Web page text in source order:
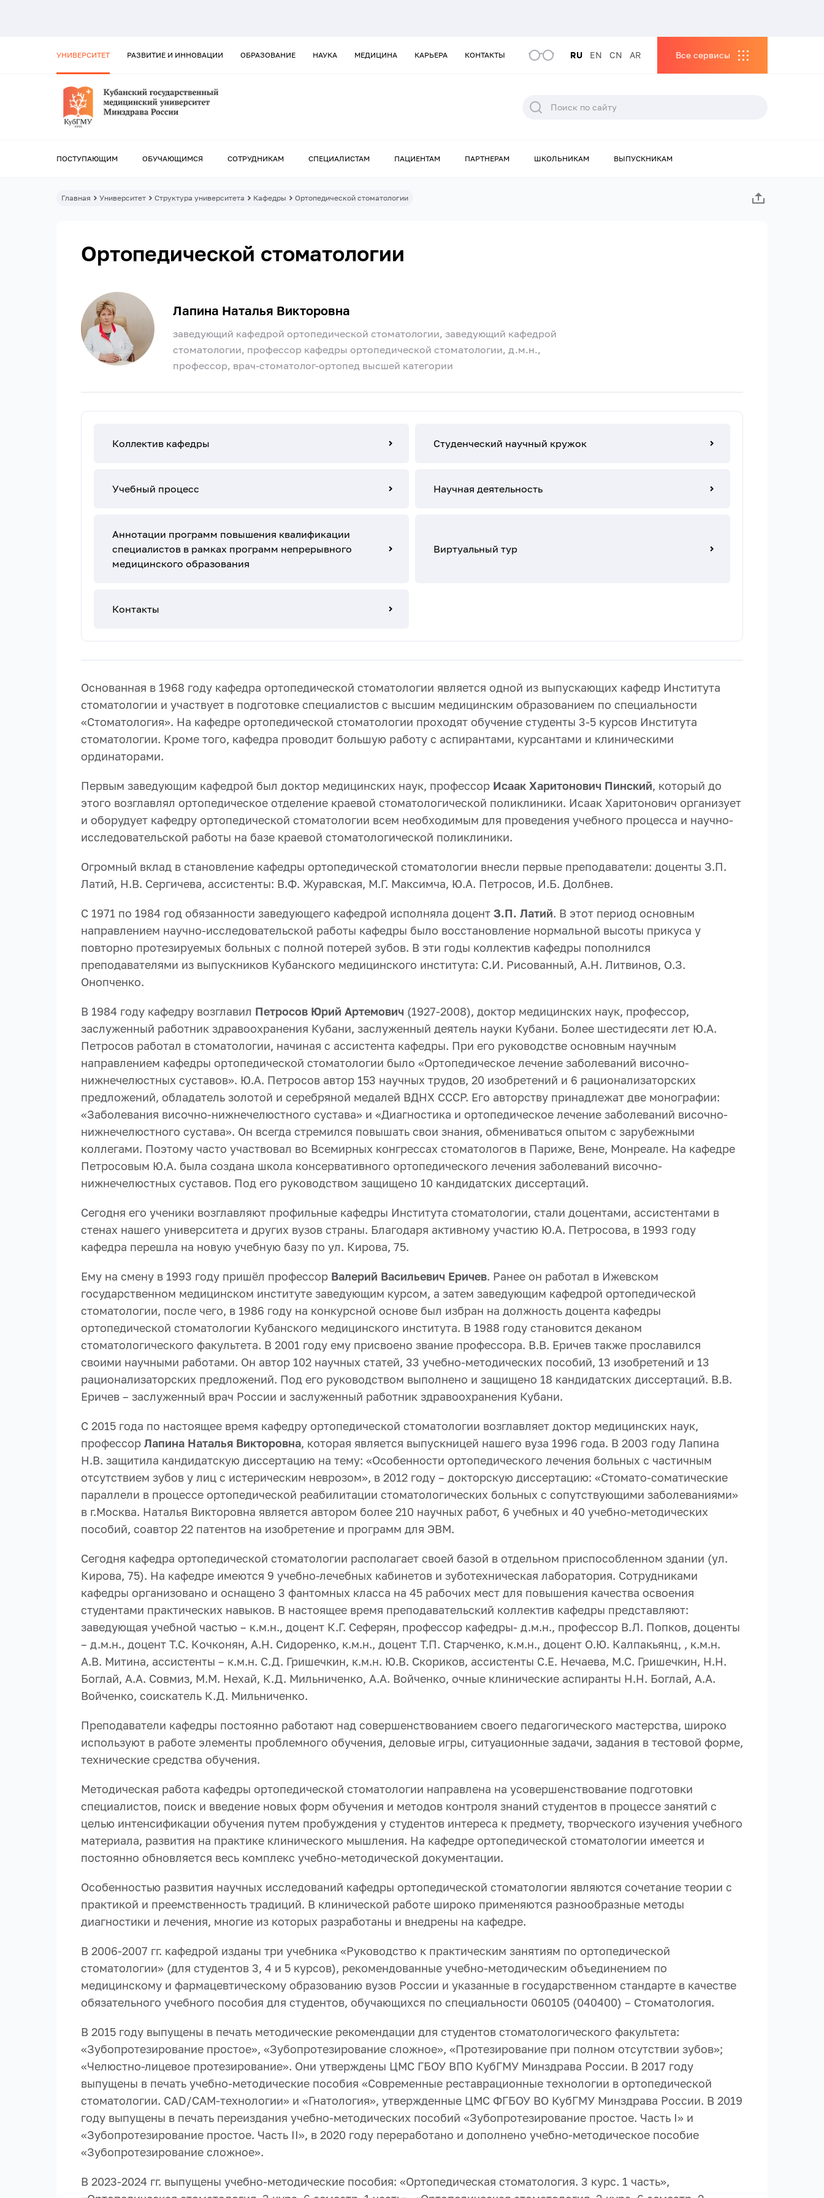
УНИВЕРСИТЕТ РАЗВИТИЕ И ИННОВАЦИИ ОБРАЗОВАНИЕ НАУКА МЕДИЦИНА КАРЬЕРА КОНТАКТЫ RU EN CN AR Все сервисы
ПОСТУПАЮЩИМ ОБУЧАЮЩИМСЯ СОТРУДНИКАМ СПЕЦИАЛИСТАМ ПАЦИЕНТАМ ПАРТНЕРАМ ШКОЛЬНИКАМ ВЫПУСКНИКАМ
Главная Университет Структура университета Кафедры Ортопедической стоматологии
Ортопедической стоматологии
Лапина Наталья Викторовна
заведующий кафедрой ортопедической стоматологии, заведующий кафедрой
стоматологии, профессор кафедры ортопедической стоматологии, д.м.н.,
профессор, врач-стоматолог-ортопед высшей категории
Коллектив кафедры Студенческий научный кружок
Учебный процесс Научная деятельность
Аннотации программ повышения квалификации
специалистов в рамках программ непрерывного
медицинского образования
Виртуальный тур
Контакты
Основанная в 1968 году кафедра ортопедической стоматологии является одной из выпускающих кафедр Института
стоматологии и участвует в подготовке специалистов с высшим медицинским образованием по специальности
«Стоматология». На кафедре ортопедической стоматологии проходят обучение студенты 3-5 курсов Института
стоматологии. Кроме того, кафедра проводит большую работу с аспирантами, курсантами и клиническими
ординаторами.
Первым заведующим кафедрой был доктор медицинских наук, профессор Исаак Харитонович Пинский, который до
этого возглавлял ортопедическое отделение краевой стоматологической поликлиники. Исаак Харитонович организует
и оборудует кафедру ортопедической стоматологии всем необходимым для проведения учебного процесса и научно-
исследовательской работы на базе краевой стоматологической поликлиники.
Огромный вклад в становление кафедры ортопедической стоматологии внесли первые преподаватели: доценты З.П.
Латий, Н.В. Сергичева, ассистенты: В.Ф. Журавская, М.Г. Максимча, Ю.А. Петросов, И.Б. Долбнев.
С 1971 по 1984 год обязанности заведующего кафедрой исполняла доцент З.П. Латий. В этот период основным
направлением научно-исследовательской работы кафедры было восстановление нормальной высоты прикуса у
повторно протезируемых больных с полной потерей зубов. В эти годы коллектив кафедры пополнился
преподавателями из выпускников Кубанского медицинского института: С.И. Рисованный, А.Н. Литвинов, О.З.
Онопченко.
В 1984 году кафедру возглавил Петросов Юрий Артемович (1927-2008), доктор медицинских наук, профессор,
заслуженный работник здравоохранения Кубани, заслуженный деятель науки Кубани. Более шестидесяти лет Ю.А.
Петросов работал в стоматологии, начиная с ассистента кафедры. При его руководстве основным научным
направлением кафедры ортопедической стоматологии было «Ортопедическое лечение заболеваний височно-
нижнечелюстных суставов». Ю.А. Петросов автор 153 научных трудов, 20 изобретений и 6 рационализаторских
предложений, обладатель золотой и серебряной медалей ВДНХ СССР. Его авторству принадлежат две монографии:
«Заболевания височно-нижнечелюстного сустава» и «Диагностика и ортопедическое лечение заболеваний височно-
нижнечелюстного сустава». Он всегда стремился повышать свои знания, обмениваться опытом с зарубежными
коллегами. Поэтому часто участвовал во Всемирных конгрессах стоматологов в Париже, Вене, Монреале. На кафедре
Петросовым Ю.А. была создана школа консервативного ортопедического лечения заболеваний височно-
нижнечелюстных суставов. Под его руководством защищено 10 кандидатских диссертаций.
Сегодня его ученики возглавляют профильные кафедры Института стоматологии, стали доцентами, ассистентами в
стенах нашего университета и других вузов страны. Благодаря активному участию Ю.А. Петросова, в 1993 году
кафедра перешла на новую учебную базу по ул. Кирова, 75.
Ему на смену в 1993 году пришёл профессор Валерий Васильевич Еричев. Ранее он работал в Ижевском
государственном медицинском институте заведующим курсом, а затем заведующим кафедрой ортопедической
стоматологии, после чего, в 1986 году на конкурсной основе был избран на должность доцента кафедры
ортопедической стоматологии Кубанского медицинского института. В 1988 году становится деканом
стоматологического факультета. В 2001 году ему присвоено звание профессора. В.В. Еричев также прославился
своими научными работами. Он автор 102 научных статей, 33 учебно-методических пособий, 13 изобретений и 13
рационализаторских предложений. Под его руководством выполнено и защищено 18 кандидатских диссертаций. В.В.
Еричев – заслуженный врач России и заслуженный работник здравоохранения Кубани.
С 2015 года по настоящее время кафедру ортопедической стоматологии возглавляет доктор медицинских наук,
профессор Лапина Наталья Викторовна, которая является выпускницей нашего вуза 1996 года. В 2003 году Лапина
Н.В. защитила кандидатскую диссертацию на тему: «Особенности ортопедического лечения больных с частичным
отсутствием зубов у лиц с истерическим неврозом», в 2012 году – докторскую диссертацию: «Стомато-соматические
параллели в процессе ортопедической реабилитации стоматологических больных с сопутствующими заболеваниями»
в г.Москва. Наталья Викторовна является автором более 210 научных работ, 6 учебных и 40 учебно-методических
пособий, соавтор 22 патентов на изобретение и программ для ЭВМ.
Сегодня кафедра ортопедической стоматологии располагает своей базой в отдельном приспособленном здании (ул.
Кирова, 75). На кафедре имеются 9 учебно-лечебных кабинетов и зуботехническая лаборатория. Сотрудниками
кафедры организовано и оснащено 3 фантомных класса на 45 рабочих мест для повышения качества освоения
студентами практических навыков. В настоящее время преподавательский коллектив кафедры представляют:
заведующая учебной частью – к.м.н., доцент К.Г. Сеферян, профессор кафедры- д.м.н., профессор В.Л. Попков, доценты
– д.м.н., доцент Т.С. Кочконян, А.Н. Сидоренко, к.м.н., доцент Т.П. Старченко, к.м.н., доцент О.Ю. Калпакьянц, , к.м.н.
А.В. Митина, ассистенты – к.м.н. С.Д. Гришечкин, к.м.н. Ю.В. Скориков, ассистенты С.Е. Нечаева, М.С. Гришечкин, Н.Н.
Боглай, А.А. Совмиз, М.М. Нехай, К.Д. Мильниченко, А.А. Войченко, очные клинические аспиранты Н.Н. Боглай, А.А.
Войченко, соискатель К.Д. Мильниченко.
Преподаватели кафедры постоянно работают над совершенствованием своего педагогического мастерства, широко
используют в работе элементы проблемного обучения, деловые игры, ситуационные задачи, задания в тестовой форме,
технические средства обучения.
Методическая работа кафедры ортопедической стоматологии направлена на усовершенствование подготовки
специалистов, поиск и введение новых форм обучения и методов контроля знаний студентов в процессе занятий с
целью интенсификации обучения путем пробуждения у студентов интереса к предмету, творческого изучения учебного
материала, развития на практике клинического мышления. На кафедре ортопедической стоматологии имеется и
постоянно обновляется весь комплекс учебно-методической документации.
Особенностью развития научных исследований кафедры ортопедической стоматологии являются сочетание теории с
практикой и преемственность традиций. В клинической работе широко применяются разнообразные методы
диагностики и лечения, многие из которых разработаны и внедрены на кафедре.
В 2006-2007 гг. кафедрой изданы три учебника «Руководство к практическим занятиям по ортопедической
стоматологии» (для студентов 3, 4 и 5 курсов), рекомендованные учебно-методическим объединением по
медицинскому и фармацевтическому образованию вузов России и указанные в государственном стандарте в качестве
обязательного учебного пособия для студентов, обучающихся по специальности 060105 (040400) – Стоматология.
В 2015 году выпущены в печать методические рекомендации для студентов стоматологического факультета:
«Зубопротезирование простое», «Зубопротезирование сложное», «Протезирование при полном отсутствии зубов»;
«Челюстно-лицевое протезирование». Они утверждены ЦМС ГБОУ ВПО КубГМУ Минздрава России. В 2017 году
выпущены в печать учебно-методические пособия «Современные реставрационные технологии в ортопедической
стоматологии. CAD/CAM-технологии» и «Гнатология», утвержденные ЦМС ФГБОУ ВО КубГМУ Минздрава России. В 2019
году выпущены в печать переиздания учебно-методических пособий «Зубопротезирование простое. Часть I» и
«Зубопротезирование простое. Часть II», в 2020 году переработано и дополнено учебно-методическое пособие
«Зубопротезирование сложное».
В 2023-2024 гг. выпущены учебно-методические пособия: «Ортопедическая стоматология. 3 курс. 1 часть»,